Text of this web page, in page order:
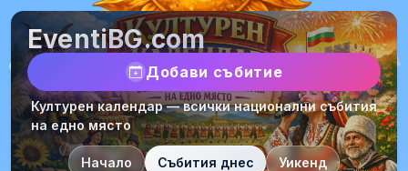
EventiBG.com
Добави събитие
Културен календар — всички национални събития
на едно място
Начало Събития днес Уикенд